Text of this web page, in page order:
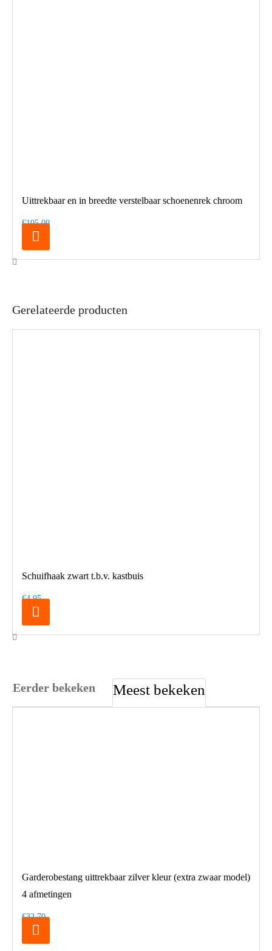
Uittrekbaar en in breedte verstelbaar schoenenrek chroom
€105,00
Gerelateerde producten
Schuifhaak zwart t.b.v. kastbuis
€4,95
Eerder bekeken Meest bekeken
Garderobestang uittrekbaar zilver kleur (extra zwaar model)
4 afmetingen
€32,70